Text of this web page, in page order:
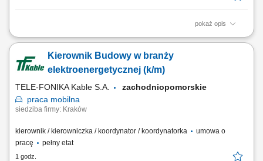
pokaż opis
Miejsce pracy: Niemcy Zakres obowiązków: Zarządzanie pracą ekipy
przedstawicielami inwestycji i kierownictwem budowy. Kontrola jakości
wykonania oraz terminowości prowadzonych robót. Udział w pracach
Kierownik Budowy w branży
elektroenergetycznej (k/m)
TELE-FONIKA Kable S.A.
zachodniopomorskie
praca mobilna
siedziba firmy: Kraków
kierownik / kierowniczka / koordynator / koordynatorka
umowa o
pracę
pełny etat
1 godz.